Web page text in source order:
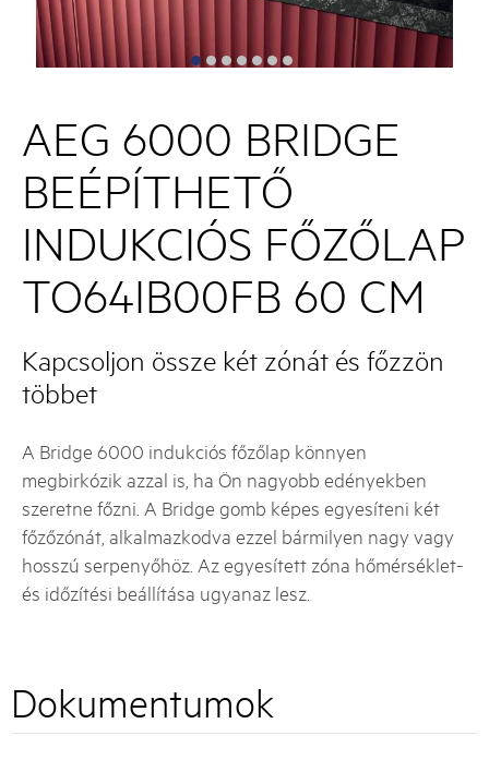
AEG 6000 BRIDGE
BEÉPÍTHETŐ
INDUKCIÓS FŐZŐLAP
TO64IB00FB 60 CM
Kapcsoljon össze két zónát és főzzön
többet
A Bridge 6000 indukciós főzőlap könnyen
megbirkózik azzal is, ha Ön nagyobb edényekben
szeretne főzni. A Bridge gomb képes egyesíteni két
főzőzónát, alkalmazkodva ezzel bármilyen nagy vagy
hosszú serpenyőhöz. Az egyesített zóna hőmérséklet-
és időzítési beállítása ugyanaz lesz.
Dokumentumok